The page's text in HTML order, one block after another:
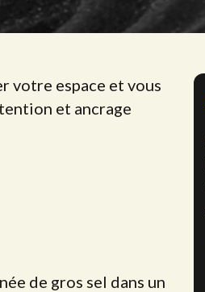
votre espace et vous
et ancrage
de gros sel dans un